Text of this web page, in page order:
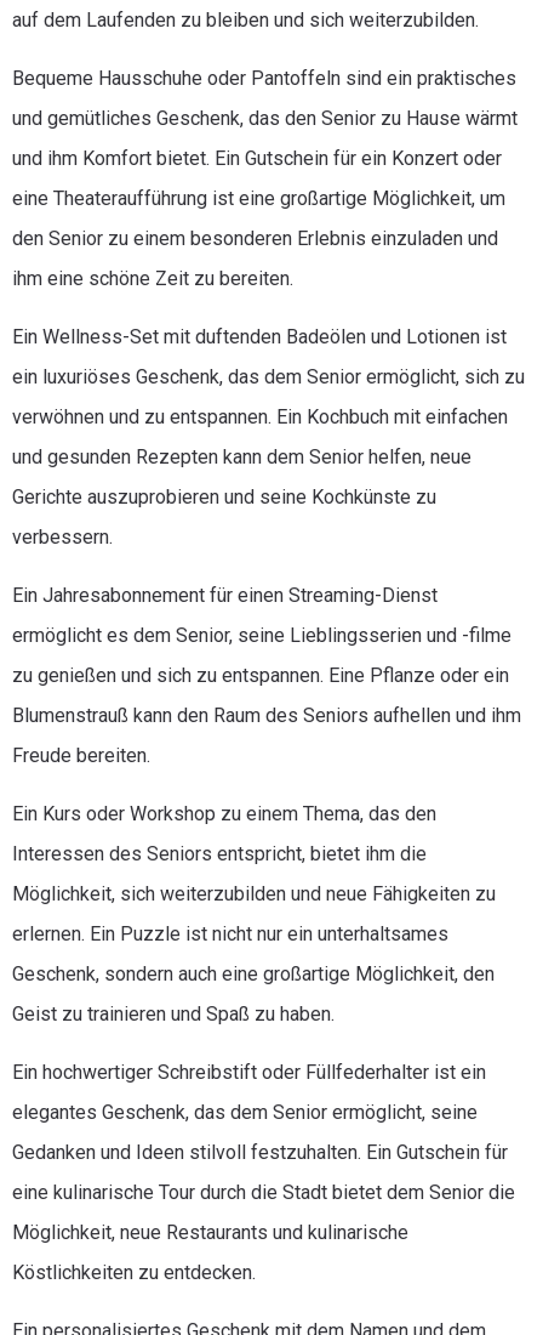
auf dem Laufenden zu bleiben und sich weiterzubilden.
Bequeme Hausschuhe oder Pantoffeln sind ein praktisches
und gemütliches Geschenk, das den Senior zu Hause wärmt
und ihm Komfort bietet. Ein Gutschein für ein Konzert oder
eine Theateraufführung ist eine großartige Möglichkeit, um
den Senior zu einem besonderen Erlebnis einzuladen und
ihm eine schöne Zeit zu bereiten.
Ein Wellness-Set mit duftenden Badeölen und Lotionen ist
ein luxuriöses Geschenk, das dem Senior ermöglicht, sich zu
verwöhnen und zu entspannen. Ein Kochbuch mit einfachen
und gesunden Rezepten kann dem Senior helfen, neue
Gerichte auszuprobieren und seine Kochkünste zu
verbessern.
Ein Jahresabonnement für einen Streaming-Dienst
ermöglicht es dem Senior, seine Lieblingsserien und -filme
zu genießen und sich zu entspannen. Eine Pflanze oder ein
Blumenstrauß kann den Raum des Seniors aufhellen und ihm
Freude bereiten.
Ein Kurs oder Workshop zu einem Thema, das den
Interessen des Seniors entspricht, bietet ihm die
Möglichkeit, sich weiterzubilden und neue Fähigkeiten zu
erlernen. Ein Puzzle ist nicht nur ein unterhaltsames
Geschenk, sondern auch eine großartige Möglichkeit, den
Geist zu trainieren und Spaß zu haben.
Ein hochwertiger Schreibstift oder Füllfederhalter ist ein
elegantes Geschenk, das dem Senior ermöglicht, seine
Gedanken und Ideen stilvoll festzuhalten. Ein Gutschein für
eine kulinarische Tour durch die Stadt bietet dem Senior die
Möglichkeit, neue Restaurants und kulinarische
Köstlichkeiten zu entdecken.